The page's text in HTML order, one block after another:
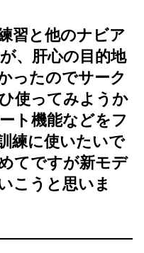
習と他のナビア
、肝心の目的地
ったのでサーク
使ってみようか
ト機能などをフ
練に使いたいで
てですが新モデ
こうと思いま